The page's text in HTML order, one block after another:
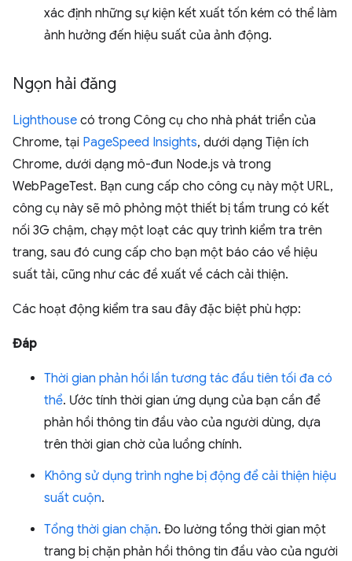
xác định những sự kiện kết xuất tốn kém có thể làm
ảnh hưởng đến hiệu suất của ảnh động.
Ngọn hải đăng
Lighthouse có trong Công cụ cho nhà phát triển của
Chrome, tại PageSpeed Insights, dưới dạng Tiện ích
Chrome, dưới dạng mô-đun Node.js và trong
WebPageTest. Bạn cung cấp cho công cụ này một URL,
công cụ này sẽ mô phỏng một thiết bị tầm trung có kết
nối 3G chậm, chạy một loạt các quy trình kiểm tra trên
trang, sau đó cung cấp cho bạn một báo cáo về hiệu
suất tải, cũng như các đề xuất về cách cải thiện.
Các hoạt động kiểm tra sau đây đặc biệt phù hợp:
Đáp
Thời gian phản hồi lần tương tác đầu tiên tối đa có
thể. Ước tính thời gian ứng dụng của bạn cần để
phản hồi thông tin đầu vào của người dùng, dựa
trên thời gian chờ của luồng chính.
Không sử dụng trình nghe bị động để cải thiện hiệu
suất cuộn.
Tổng thời gian chặn. Đo lường tổng thời gian một
trang bị chặn phản hồi thông tin đầu vào của người